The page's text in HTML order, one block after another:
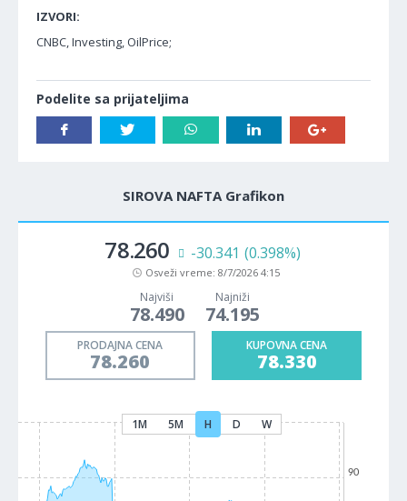
IZVORI:
CNBC, Investing, OilPrice;
Podelite sa prijateljima
SIROVA NAFTA Grafikon
78.260 -30.341 (0.398%)
Osveži vreme: 8/7/2026 4:15
Najviši
78.490
Najniži
74.195
PRODAJNA CENA
78.260
KUPOVNA CENA
78.330
1M 5M H D W
90